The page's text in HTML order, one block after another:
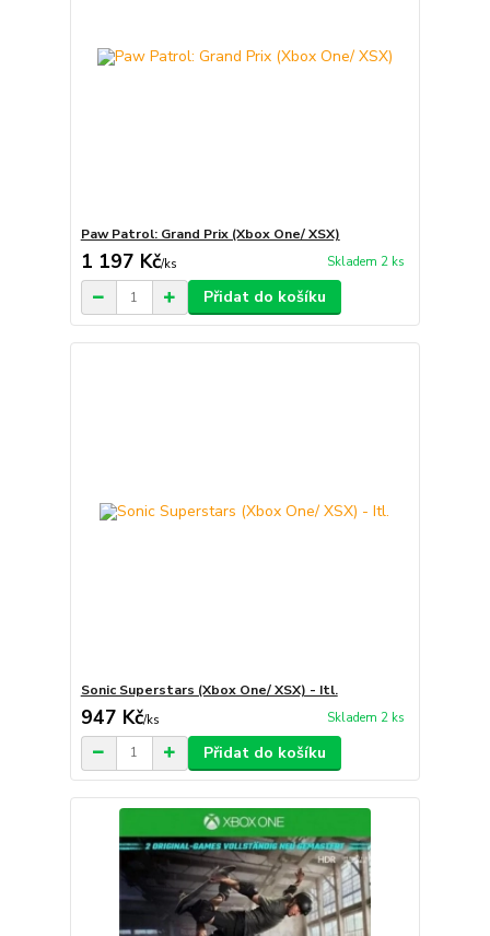
Paw Patrol: Grand Prix (Xbox One/ XSX)
1 197 Kč/ks Skladem 2 ks
Přidat do košíku
Sonic Superstars (Xbox One/ XSX) - Itl.
947 Kč/ks Skladem 2 ks
Přidat do košíku